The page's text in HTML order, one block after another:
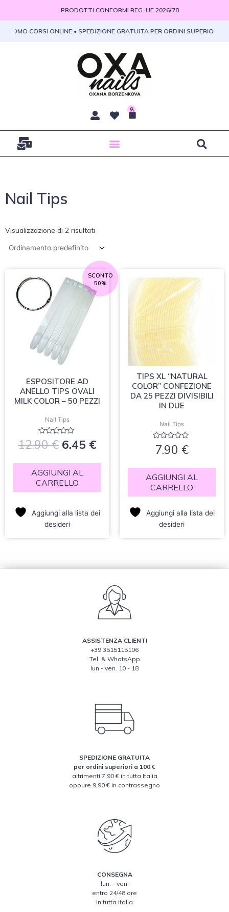
contenuto
PRODOTTI CONFORMI REG. UE 2026/78
CORSI ONLINE • SPEDIZIONE GRATUITA PER ORDINI SUPERIORI A
0
Nail Tips
Visualizzazione di 2 risultati
SCONTO
50%
ESPOSITORE AD
ANELLO TIPS OVALI
MILK COLOR – 50 PEZZI
Nail Tips
Valutato
0
12.90€
Il
prezzo
originale
era:
12.90 €.
6.45 €
Il
prezzo
attuale
AGGIUNGI AL
CARRELLO
Aggiungi alla lista dei
desideri
TIPS XL “NATURAL
COLOR” CONFEZIONE
DA 25 PEZZI DIVISIBILI
IN DUE
Nail Tips
Valutato
07.90 €
AGGIUNGI AL
CARRELLO
Aggiungi alla lista dei
desideri
ASSISTENZA CLIENTI
+39 3515115106
Tel. & WhatsApp
lun - ven. 10 - 18
SPEDIZIONE GRATUITA
per ordini superiori a 100 €
altrimenti 7,90 € in tutta Italia
oppure 9,90 € in contrassegno
CONSEGNA
lun. - ven.
entro 24/48 ore
in tutta Italia